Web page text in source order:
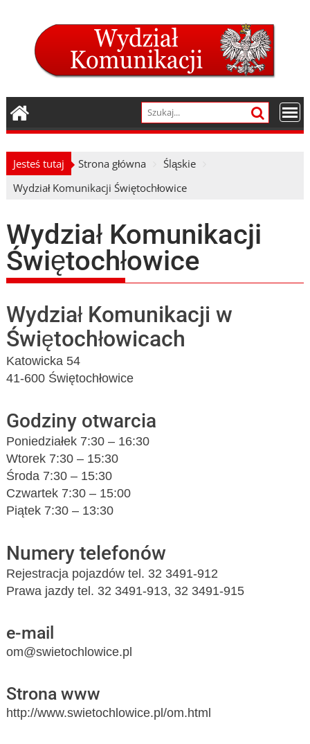
Jesteś tutaj Strona główna
Śląskie
Wydział Komunikacji Świętochłowice
Wydział Komunikacji
Świętochłowice
Wydział Komunikacji w
Świętochłowicach
Katowicka 54
41-600 Świętochłowice
Godziny otwarcia
Poniedziałek 7:30 – 16:30
Wtorek 7:30 – 15:30
Środa 7:30 – 15:30
Czwartek 7:30 – 15:00
Piątek 7:30 – 13:30
Numery telefonów
Rejestracja pojazdów tel. 32 3491-912
Prawa jazdy tel. 32 3491-913, 32 3491-915
e-mail
om@swietochlowice.pl
Strona www
http://www.swietochlowice.pl/om.html